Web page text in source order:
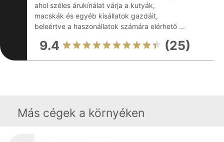
ahol széles árukínálat várja a kutyák,
macskák és egyéb kisállatok gazdáit,
beleértve a haszonállatok számára elérhető ...
9.4 (25)
Más cégek a környéken